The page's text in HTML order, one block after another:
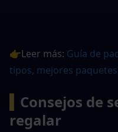
👉Leer más: Guía de
tipos, mejores
Consejos de
regalar